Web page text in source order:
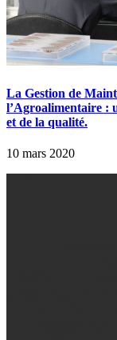
La Gestion de
l’Agroalimentaire :
et de la qualité.
10 mars 2020